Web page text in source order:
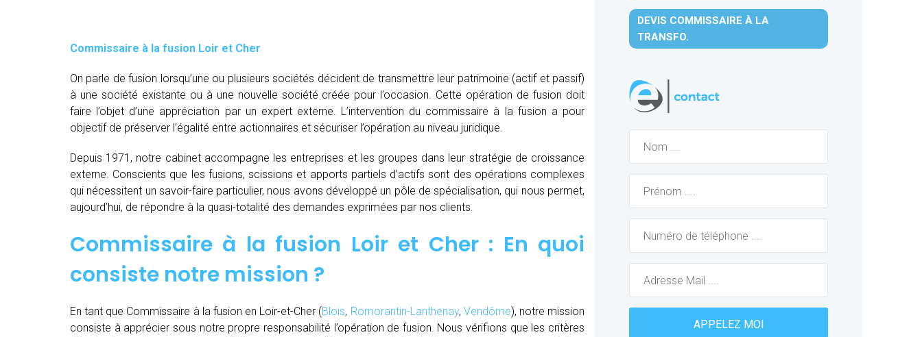
Commissaire à la fusion Loir et Cher
On parle de fusion lorsqu’une ou plusieurs sociétés décident de transmettre leur patrimoine (actif et passif)
à une société existante ou à une nouvelle société créée pour l’occasion. Cette opération de fusion doit
faire l’objet d’une appréciation par un expert externe. L’intervention du commissaire à la fusion a pour
objectif de préserver l’égalité entre actionnaires et sécuriser l’opération au niveau juridique.
Depuis 1971, notre cabinet accompagne les entreprises et les groupes dans leur stratégie de croissance
externe. Conscients que les fusions, scissions et apports partiels d’actifs sont des opérations complexes
qui nécessitent un savoir-faire particulier, nous avons développé un pôle de spécialisation, qui nous permet,
aujourd’hui, de répondre à la quasi-totalité des demandes exprimées par nos clients.
Commissaire à la fusion Loir et Cher : En quoi
consiste notre mission ?
En tant que Commissaire à la fusion en Loir-et-Cher (Blois, Romorantin-Lanthenay, Vendôme), notre mission
consiste à apprécier sous notre propre responsabilité l’opération de fusion. Nous vérifions que les critères
DEVIS COMMISSAIRE À LA
TRANSFO.